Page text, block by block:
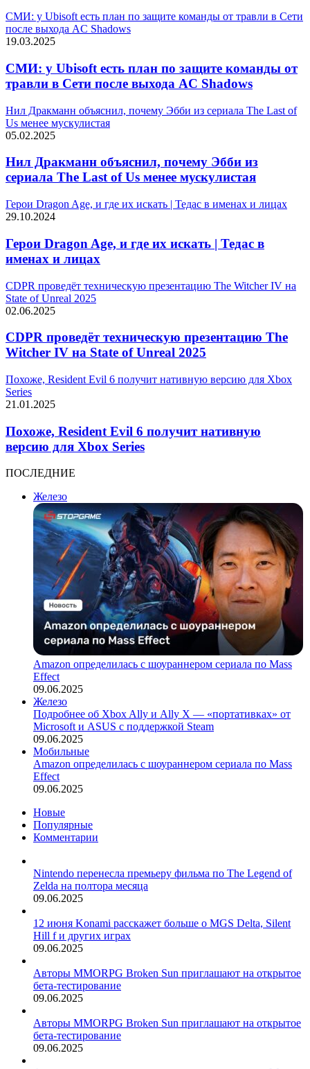
СМИ: у Ubisoft есть план по защите команды от травли в Сети
после выхода AC Shadows
19.03.2025
СМИ: у Ubisoft есть план по защите команды от
травли в Сети после выхода AC Shadows
Нил Дракманн объяснил, почему Эбби из сериала The Last of
Us менее мускулистая
05.02.2025
Нил Дракманн объяснил, почему Эбби из
сериала The Last of Us менее мускулистая
Герои Dragon Age, и где их искать | Тедас в именах и лицах
29.10.2024
Герои Dragon Age, и где их искать | Тедас в
именах и лицах
CDPR проведёт техническую презентацию The Witcher IV на
State of Unreal 2025
02.06.2025
CDPR проведёт техническую презентацию The
Witcher IV на State of Unreal 2025
Похоже, Resident Evil 6 получит нативную версию для Xbox
Series
21.01.2025
Похоже, Resident Evil 6 получит нативную
версию для Xbox Series
ПОСЛЕДНИЕ
Железо
Amazon определилась с шоураннером сериала по Mass
Effect
09.06.2025
Железо
Подробнее об Xbox Ally и Ally X — «портативках» от
Microsoft и ASUS с поддержкой Steam
09.06.2025
Мобильные
Amazon определилась с шоураннером сериала по Mass
Effect
09.06.2025
Новые
Популярные
Комментарии
Nintendo перенесла премьеру фильма по The Legend of
Zelda на полтора месяца
09.06.2025
12 июня Konami расскажет больше о MGS Delta, Silent
Hill f и других играх
09.06.2025
Авторы MMORPG Broken Sun приглашают на открытое
бета-тестирование
09.06.2025
Авторы MMORPG Broken Sun приглашают на открытое
бета-тестирование
09.06.2025